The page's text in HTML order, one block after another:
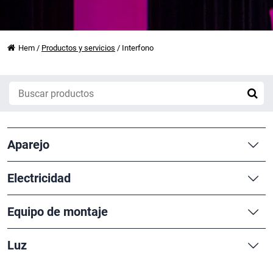
Hem / Productos y servicios / Interfono
Aparejo
Electricidad
Equipo de montaje
Luz